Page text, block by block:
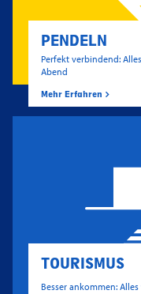
PENDELN
Perfekt verbindend:
Abend
Mehr Erfahren
TOURISMUS
Besser ankommen: